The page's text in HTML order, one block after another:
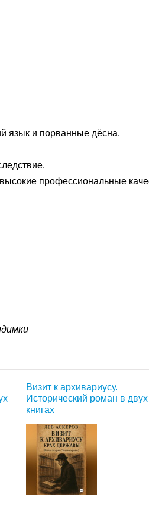
язык и порванные дёсна.
профессиональные
Визит к архивариусу.
Исторический роман в двух
книгах